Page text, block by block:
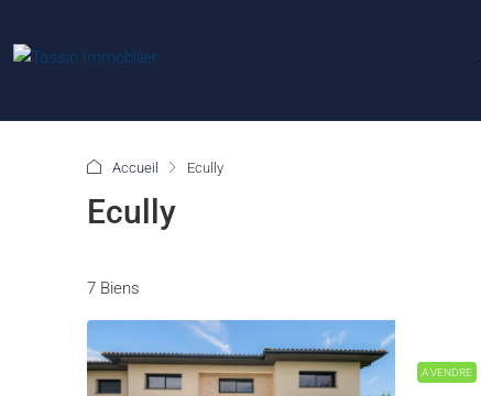
Accueil Ecully
Ecully
7 Biens
A VENDRE